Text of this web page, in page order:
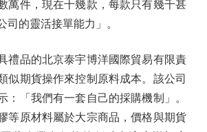
萬件，現在十幾款，每款只有幾千甚
司的靈活接單能力」。
品的北京泰宇博洋國際貿易有限責
似期貨操作來控制原料成本。該公司
：「我們有一套自己的採購機制」。
等原材料屬於大宗商品，價格與期貨